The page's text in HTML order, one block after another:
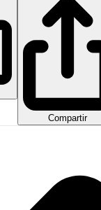
Compartir